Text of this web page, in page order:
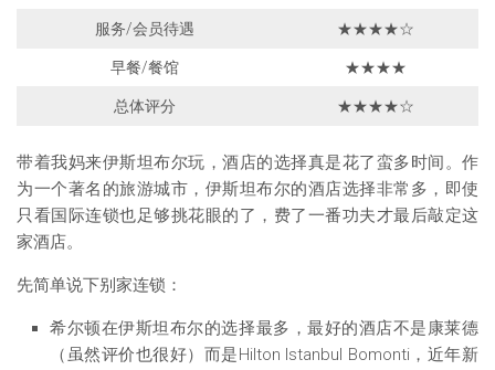
服务/会员待遇 ★★★★☆
早餐/餐馆 ★★★★
总体评分 ★★★★☆
带着我妈来伊斯坦布尔玩，酒店的选择真是花了蛮多时间。作
为一个著名的旅游城市，伊斯坦布尔的酒店选择非常多，即使
只看国际连锁也足够挑花眼的了，费了一番功夫才最后敲定这
家酒店。
先简单说下别家连锁：
希尔顿在伊斯坦布尔的选择最多，最好的酒店不是康莱德
（虽然评价也很好）而是Hilton Istanbul Bomonti，近年新